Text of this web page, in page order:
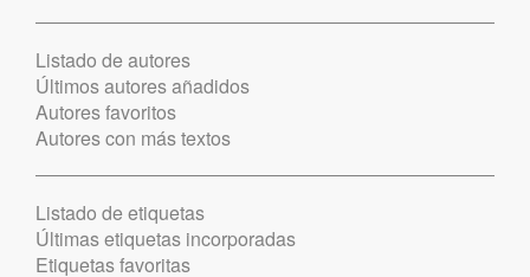
Listado de autores
Últimos autores añadidos
Autores favoritos
Autores con más textos
Listado de etiquetas
Últimas etiquetas incorporadas
Etiquetas favoritas